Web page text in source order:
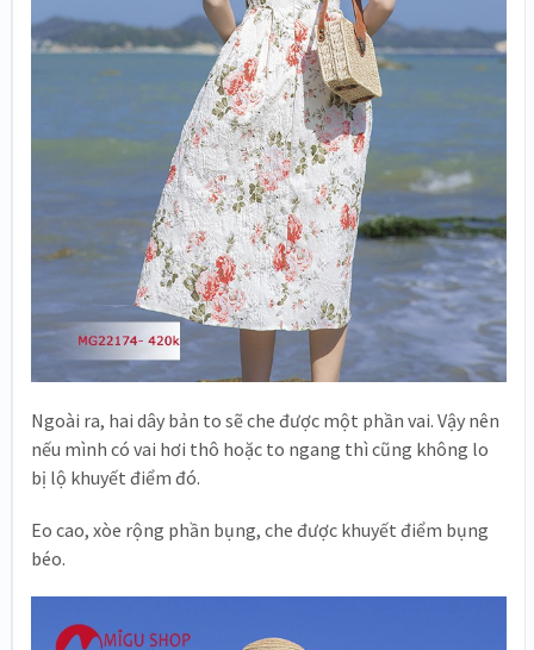
Ngoài ra, hai dây bản to sẽ che được một phần vai. Vậy nên
nếu mình có vai hơi thô hoặc to ngang thì cũng không lo
bị lộ khuyết điểm đó.
Eo cao, xòe rộng phần bụng, che được khuyết điểm bụng
béo.